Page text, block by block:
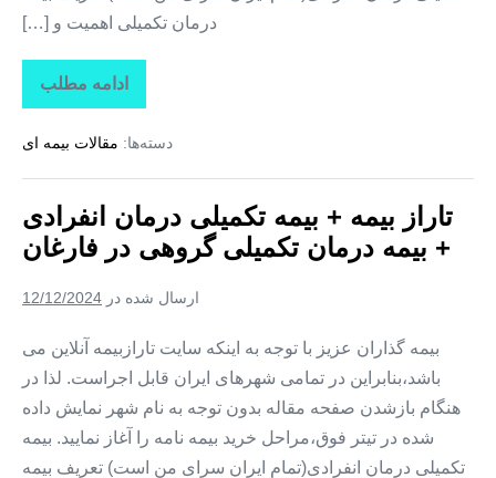
درمان تکمیلی اهمیت و […]
ادامه مطلب
تاراز
بیمه
بیمه
درمان
+
بیمه
درمان
تکمیلی
در
دسته‌ها: مقالات بیمه ای
تاراز بیمه + بیمه تکمیلی درمان انفرادی
+ بیمه درمان تکمیلی گروهی در فارغان
ارسال شده در 12/12/2024
بیمه گذاران عزیز با توجه به اینکه سایت تارازبیمه آنلاین می
باشد،بنابراین در تمامی شهرهای ایران قابل اجراست. لذا در
هنگام بازشدن صفحه مقاله بدون توجه به نام شهر نمایش داده
شده در تیتر فوق،مراحل خرید بیمه نامه را آغاز نمایید. بیمه
تکمیلی درمان انفرادی(تمام ایران سرای من است) تعریف بیمه